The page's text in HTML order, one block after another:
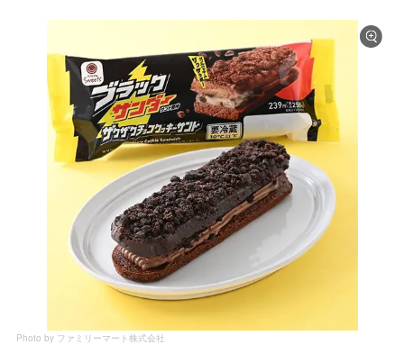
Photo by ファミリーマート株式会社